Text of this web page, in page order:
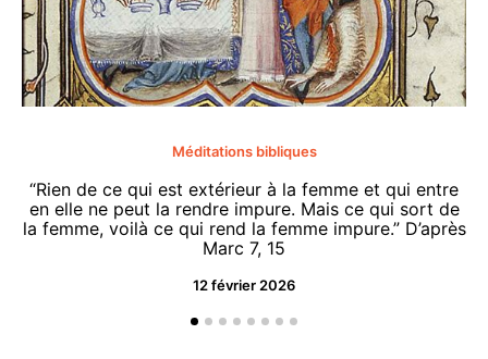
Méditations bibliques
“Rien de ce qui est extérieur à la femme et qui entre
en elle ne peut la rendre impure. Mais ce qui sort de
la femme, voilà ce qui rend la femme impure.” D’après
Marc 7, 15
12 février 2026